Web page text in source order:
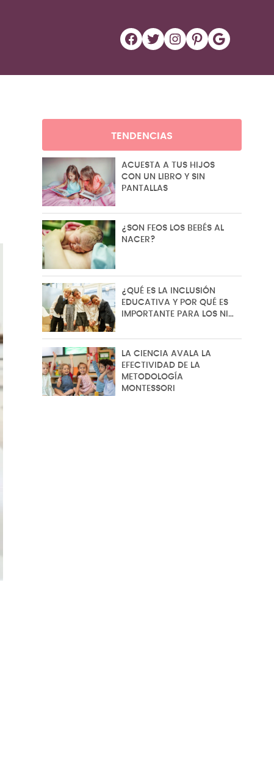
Facebook Twitter Instagram Pinterest Google
TENDENCIAS
ACUESTA A TUS HIJOS
CON UN LIBRO Y SIN
PANTALLAS
¿SON FEOS LOS BEBÉS AL
NACER?
¿QUÉ ES LA INCLUSIÓN
EDUCATIVA Y POR QUÉ ES
IMPORTANTE PARA LOS NI…
LA CIENCIA AVALA LA
EFECTIVIDAD DE LA
METODOLOGÍA
MONTESSORI